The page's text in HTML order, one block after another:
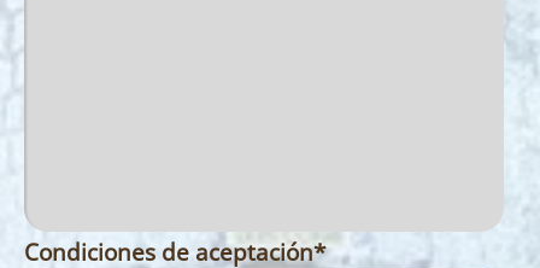
Condiciones de aceptación*